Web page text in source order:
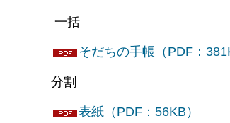
一括
そだちの手帳（PDF：
分割
表紙（PDF：56KB）